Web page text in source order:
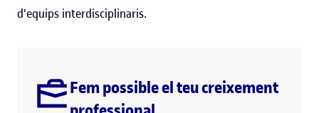
d'equips interdisciplinaris.
Fem possible el teu creixement